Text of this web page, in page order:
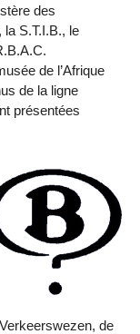
des
S.T.I.B., le
de l’Afrique
de la ligne
présentées
de